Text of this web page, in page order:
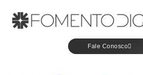
Fale Conosco